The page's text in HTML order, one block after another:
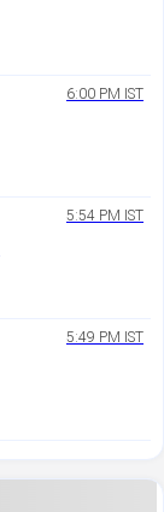
6:00 PM IST
5:54 PM IST
5:49 PM IST